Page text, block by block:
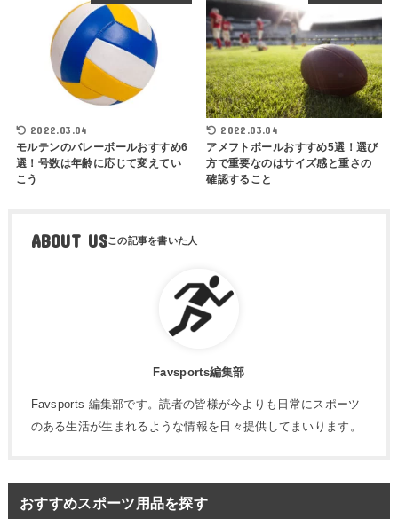
2022.03.04
モルテンのバレーボールおすすめ6
選！号数は年齢に応じて変えてい
こう
2022.03.04
アメフトボールおすすめ5選！選び
方で重要なのはサイズ感と重さの
確認すること
ABOUT US
Favsports編集部
Favsports 編集部です。読者の皆様が今よりも日常にスポーツ
のある生活が生まれるような情報を日々提供してまいります。
おすすめスポーツ用品を探す